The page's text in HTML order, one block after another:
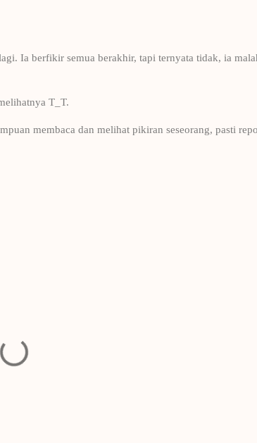
Ia berfikir semua berakhir, tapi ternyata tidak, ia
T_T.
membaca dan melihat pikiran seseorang, pasti